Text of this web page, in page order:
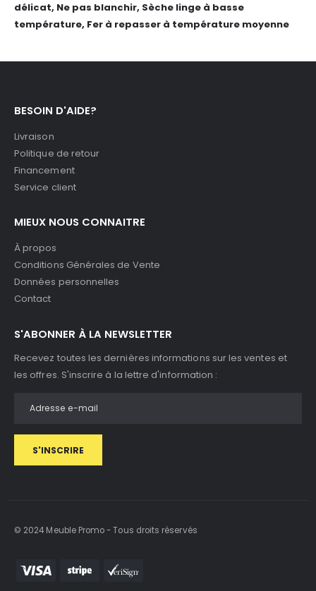
délicat, Ne pas blanchir, Sèche linge à basse
température, Fer à repasser à température moyenne
BESOIN D'AIDE?
Livraison
Politique de retour
Financement
Service client
MIEUX NOUS CONNAITRE
À propos
Conditions Générales de Vente
Données personnelles
Contact
S'ABONNER À LA NEWSLETTER
Recevez toutes les dernières informations sur les ventes et
les offres. S'inscrire à la lettre d'information :
S'INSCRIRE
© 2024 Meuble Promo - Tous droits réservés